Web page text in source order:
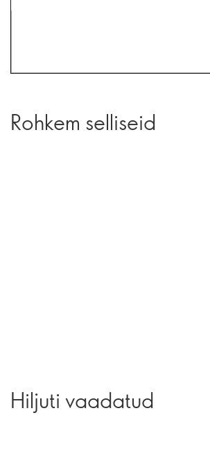
Rohkem selliseid
Hiljuti vaadatud